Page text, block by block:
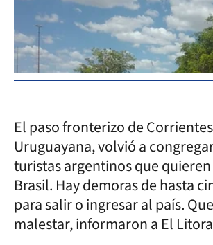
El paso fronterizo de
Uruguayana, volvió a
turistas argentinos que
Brasil. Hay demoras de hasta
para salir o ingresar al país.
malestar, informaron a El